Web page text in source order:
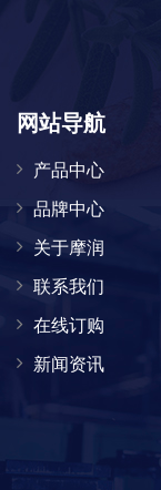
网站导航
产品中心
品牌中心
关于摩润
联系我们
在线订购
新闻资讯